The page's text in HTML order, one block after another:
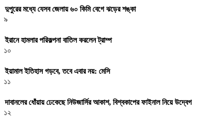
দুপুরের মধ্যে যেসব জেলায় ৬০ কিমি বেগে ঝড়ের শঙ্কা
৯
ইরানে হামলার পরিকল্পনা বাতিল করলেন ট্রাম্প
১০
ইয়ামাল ইতিহাস গড়বে, তবে এবার নয়: মেসি
১১
দাবানলের ধোঁয়ায় ঢেকেছে নিউজার্সির আকাশ, বিশ্বকাপের ফাইনাল নিয়ে উদ্বেগ
১২